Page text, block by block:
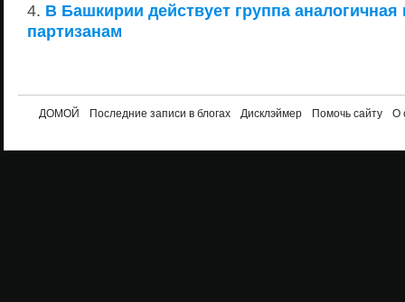
В Башкирии действует группа
партизанам
ДОМОЙ Последние записи в блогах Дисклэймер Помочь сайту О